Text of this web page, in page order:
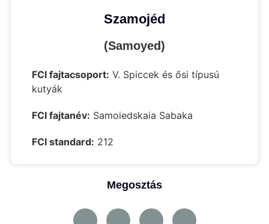
Szamojéd
(Samoyed)
FCI fajtacsoport: V. Spiccek és ősi típusú
kutyák
FCI fajtanév: Samoiedskaia Sabaka
FCI standard: 212
Megosztás